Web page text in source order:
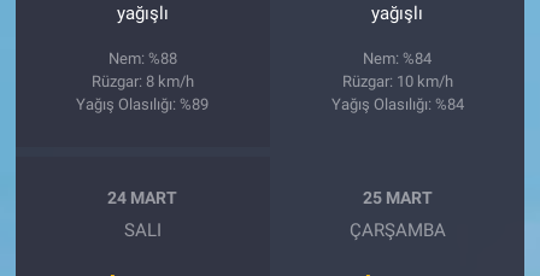
yağışlı
Nem: %88
Rüzgar: 8 km/h
Yağış Olasılığı: %89
yağışlı
Nem: %84
Rüzgar: 10 km/h
Yağış Olasılığı: %84
24 MART
SALI
25 MART
ÇARŞAMBA